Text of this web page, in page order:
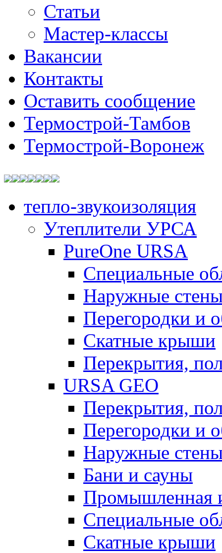
Статьи
Мастер-классы
Вакансии
Контакты
Оставить сообщение
Термострой-Тамбов
Термострой-Воронеж
тепло-звукоизоляция
Утеплители УРСА
PureOne URSA
Специальные
Наружные
Перегородки и
Скатные крыши
Перекрытия,
URSA GEO
Перекрытия,
Перегородки и
Наружные
Бани и сауны
Промышленная
Специальные
Скатные крыши